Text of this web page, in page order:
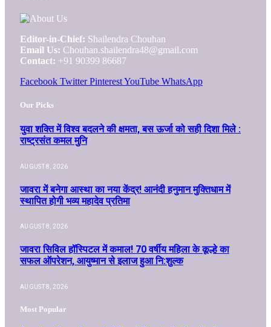
Editor-in-Chief: Shailendra Chouhan
Email Us: Chouhan.shailendra48@gmail.com
Contact: +91 90399 86687
Facebook Twitter PinterestYouTube WhatsApp
Our Picks
युवा शक्ति में विश्व बदलने की क्षमता, बस ऊर्जा को सही दिशा मिले :
राष्ट्रसंत कमल मुनि
AUGUST 8, 2026
जावरा में बनेगा आस्था का नया केंद्र! आनंदी हनुमान मुक्तिधाम में
स्थापित होगी भव्य महादेव प्रतिमा
AUGUST 8, 2026
जावरा सिविल हॉस्पिटल में कमाल! 70 वर्षीय महिला के कूल्हे का
सफल ऑपरेशन, आयुष्मान से इलाज हुआ नि:शुल्क
AUGUST 8, 2026
Most Popular